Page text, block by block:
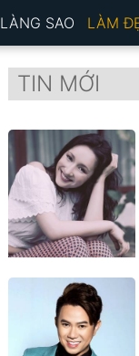
LÀNG SAO LÀM
TIN MỚI